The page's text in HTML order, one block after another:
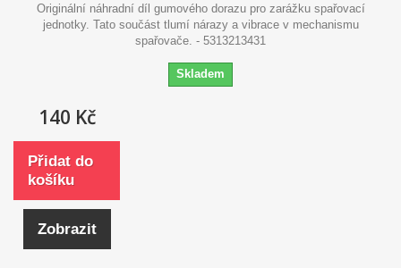
Originální náhradní díl gumového dorazu pro zarážku spařovací
jednotky. Tato součást tlumí nárazy a vibrace v mechanismu
spařovače. - 5313213431
Skladem
140 Kč
Přidat do
košíku
Zobrazit